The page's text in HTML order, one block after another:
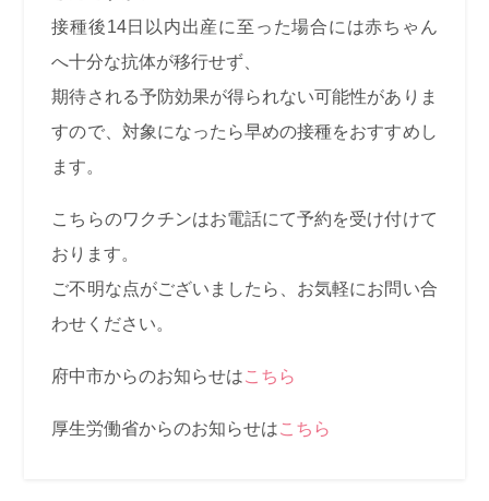
接種後14日以内出産に至った場合には赤ちゃん
へ十分な抗体が移行せず、
期待される予防効果が得られない可能性がありま
すので、対象になったら早めの接種をおすすめし
ます。
こちらのワクチンはお電話にて予約を受け付けて
おります。
ご不明な点がございましたら、お気軽にお問い合
わせください。
府中市からのお知らせはこちら
厚生労働省からのお知らせはこちら